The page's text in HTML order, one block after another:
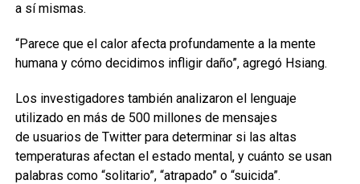
a sí mismas.
“Parece que el calor afecta profundamente a la mente
humana y cómo decidimos infligir daño”, agregó Hsiang.
Los investigadores también analizaron el lenguaje
utilizado en más de 500 millones de mensajes
de usuarios de Twitter para determinar si las altas
temperaturas afectan el estado mental, y cuánto se usan
palabras como “solitario”, “atrapado” o “suicida”.